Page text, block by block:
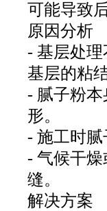
可能导致
原因分析
- 基层处
基层的粘
- 腻子粉
形。
- 施工时
- 气候干
缝。
解决方案